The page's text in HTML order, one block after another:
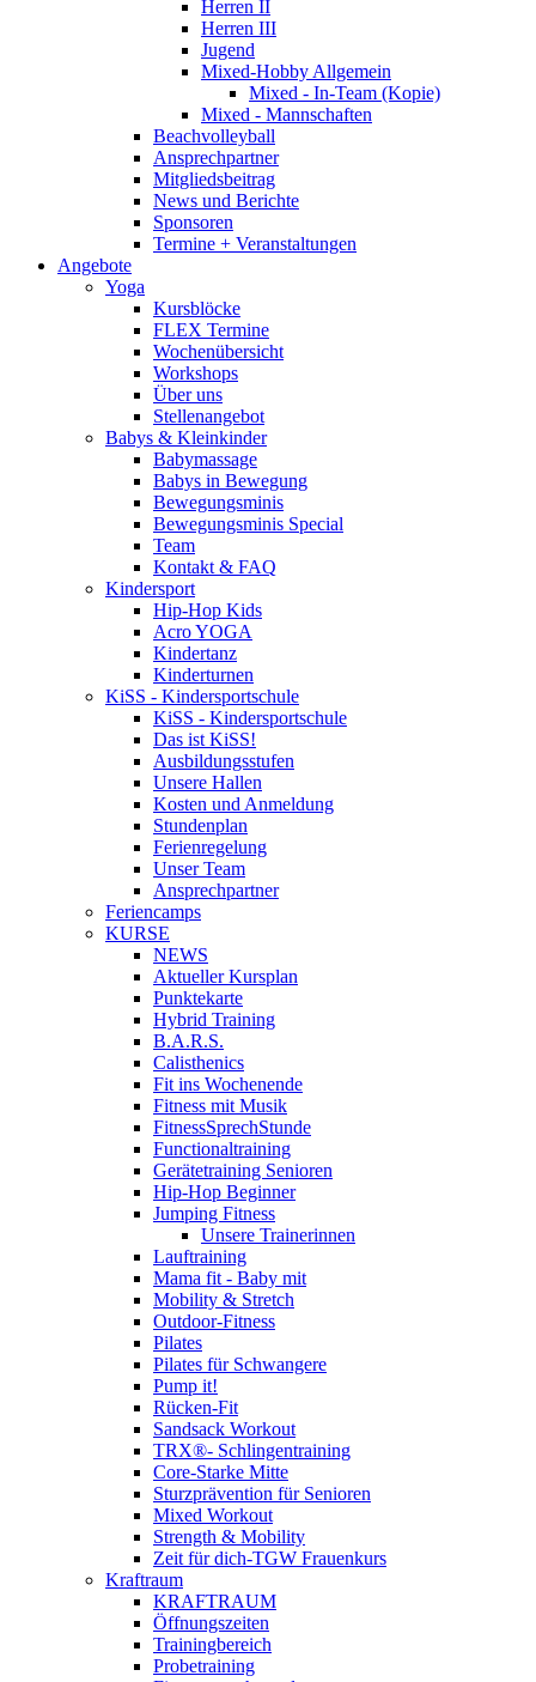
Herren II
Herren III
Jugend
Mixed-Hobby Allgemein
Mixed - In-Team (Kopie)
Mixed - Mannschaften
Beachvolleyball
Ansprechpartner
Mitgliedsbeitrag
News und Berichte
Sponsoren
Termine + Veranstaltungen
Angebote
Yoga
Kursblöcke
FLEX Termine
Wochenübersicht
Workshops
Über uns
Stellenangebot
Babys & Kleinkinder
Babymassage
Babys in Bewegung
Bewegungsminis
Bewegungsminis Special
Team
Kontakt & FAQ
Kindersport
Hip-Hop Kids
Acro YOGA
Kindertanz
Kinderturnen
KiSS - Kindersportschule
KiSS - Kindersportschule
Das ist KiSS!
Ausbildungsstufen
Unsere Hallen
Kosten und Anmeldung
Stundenplan
Ferienregelung
Unser Team
Ansprechpartner
Feriencamps
KURSE
NEWS
Aktueller Kursplan
Punktekarte
Hybrid Training
B.A.R.S.
Calisthenics
Fit ins Wochenende
Fitness mit Musik
FitnessSprechStunde
Functionaltraining
Gerätetraining Senioren
Hip-Hop Beginner
Jumping Fitness
Unsere Trainerinnen
Lauftraining
Mama fit - Baby mit
Mobility & Stretch
Outdoor-Fitness
Pilates
Pilates für Schwangere
Pump it!
Rücken-Fit
Sandsack Workout
TRX®- Schlingentraining
Core-Starke Mitte
Sturzprävention für Senioren
Mixed Workout
Strength & Mobility
Zeit für dich-TGW Frauenkurs
Kraftraum
KRAFTRAUM
Öffnungszeiten
Trainingbereich
Probetraining